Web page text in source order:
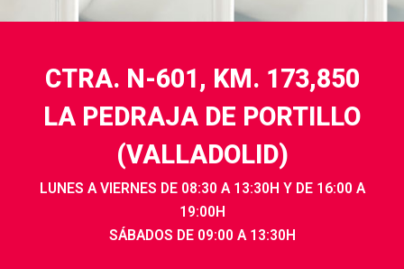
CTRA. N-601, KM. 173,850
LA PEDRAJA DE PORTILLO
(VALLADOLID)
LUNES A VIERNES DE 08:30 A 13:30H Y DE 16:00 A
19:00H
SÁBADOS DE 09:00 A 13:30H